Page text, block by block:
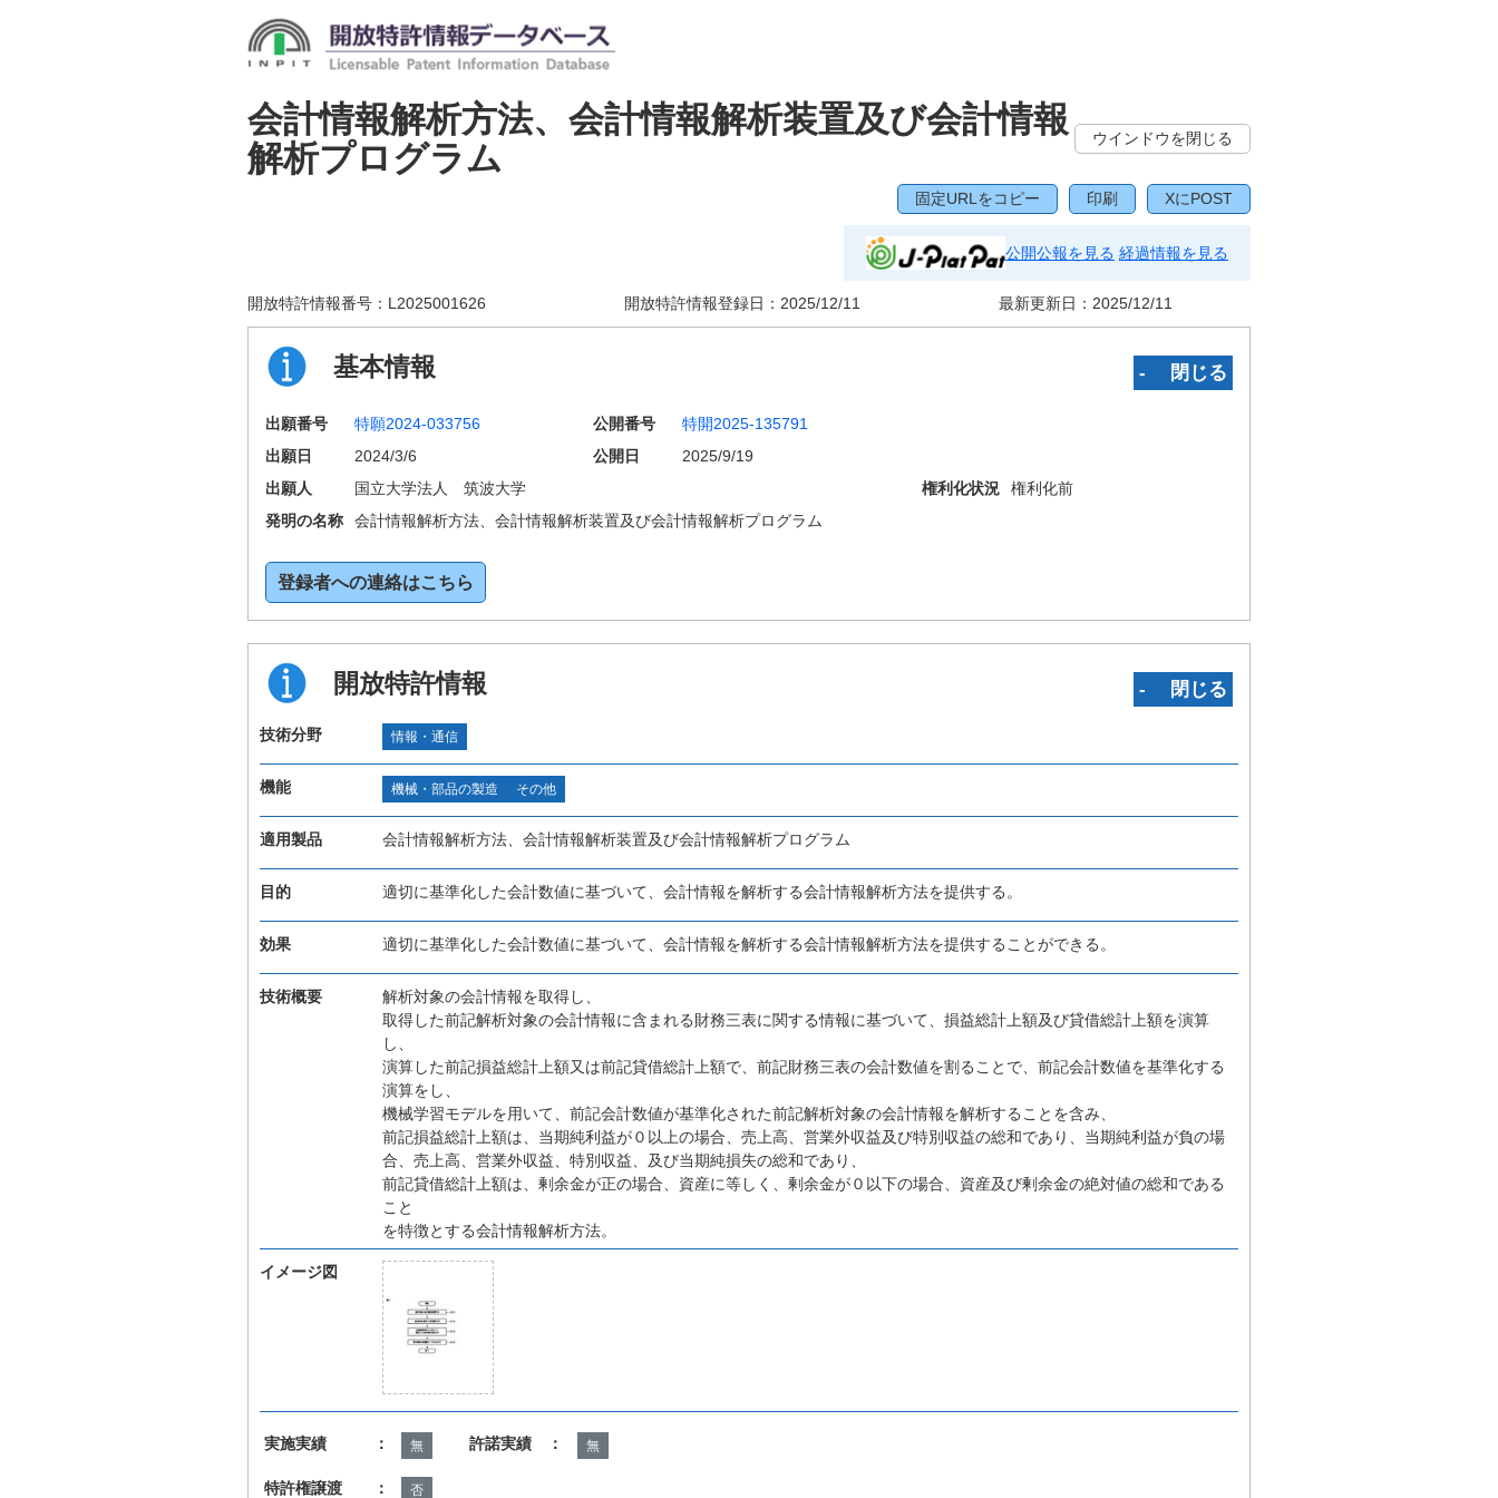
会計情報解析方法、会計情報解析装置及び会計情報
解析プログラム
ウインドウを閉じる
固定URLをコピー 印刷 XにPOST
公開公報を見る 経過情報を見る
開放特許情報番号： L2025001626 開放特許情報登録日： 2025/12/11 最新更新日： 2025/12/11
基本情報 ‐ 閉じる
出願番号 特願2024-033756 公開番号
特開2025-135791
出願日
2024/3/6 公開日
2025/9/19
出願人
国立大学法人 筑波大学 権利化状況
権利化前
発明の名称
会計情報解析方法、会計情報解析装置及び会計情報解析プログラム
登録者への連絡はこちら
開放特許情報 ‐ 閉じる
技術分野 情報・通信
機能 機械・部品の製造 その他
適用製品 会計情報解析方法、会計情報解析装置及び会計情報解析プログラム
目的 適切に基準化した会計数値に基づいて、会計情報を解析する会計情報解析方法を提供する。
効果 適切に基準化した会計数値に基づいて、会計情報を解析する会計情報解析方法を提供することができる。
技術概要
解析対象の会計情報を取得し、
取得した前記解析対象の会計情報に含まれる財務三表に関する情報に基づいて、損益総計上額及び貸借総計上額を演算
し、
演算した前記損益総計上額又は前記貸借総計上額で、前記財務三表の会計数値を割ることで、前記会計数値を基準化する
演算をし、
機械学習モデルを用いて、前記会計数値が基準化された前記解析対象の会計情報を解析することを含み、
前記損益総計上額は、当期純利益が０以上の場合、売上高、営業外収益及び特別収益の総和であり、当期純利益が負の場
合、売上高、営業外収益、特別収益、及び当期純損失の総和であり、
前記貸借総計上額は、剰余金が正の場合、資産に等しく、剰余金が０以下の場合、資産及び剰余金の絶対値の総和である
こと
を特徴とする会計情報解析方法。
イメージ図
実施実績 ： 無 許諾実績 ： 無
特許権譲渡 ： 否